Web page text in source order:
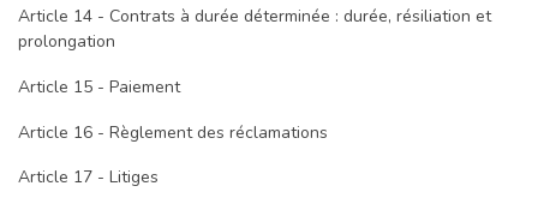
Article 14 - Contrats à durée déterminée : durée, résiliation et
prolongation
Article 15 - Paiement
Article 16 - Règlement des réclamations
Article 17 - Litiges